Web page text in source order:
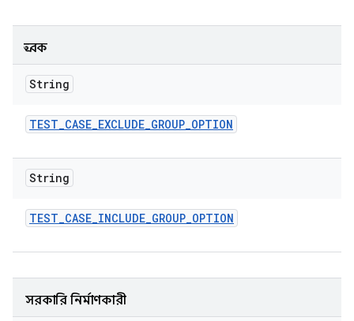
ধ্রুবক
String
TEST_CASE_EXCLUDE_GROUP_OPTION
String
TEST_CASE_INCLUDE_GROUP_OPTION
সরকারি নির্মাণকারী